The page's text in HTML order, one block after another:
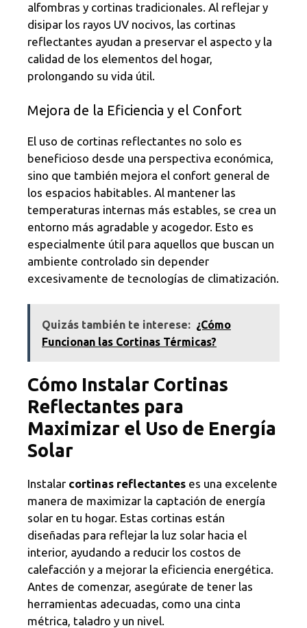
alfombras y cortinas tradicionales. Al reflejar y
disipar los rayos UV nocivos, las cortinas
reflectantes ayudan a preservar el aspecto y la
calidad de los elementos del hogar,
prolongando su vida útil.
Mejora de la Eficiencia y el Confort
El uso de cortinas reflectantes no solo es
beneficioso desde una perspectiva económica,
sino que también mejora el confort general de
los espacios habitables. Al mantener las
temperaturas internas más estables, se crea un
entorno más agradable y acogedor. Esto es
especialmente útil para aquellos que buscan un
ambiente controlado sin depender
excesivamente de tecnologías de climatización.
Quizás también te interese: ¿Cómo
Funcionan las Cortinas Térmicas?
Cómo Instalar Cortinas
Reflectantes para
Maximizar el Uso de Energía
Solar
Instalar cortinas reflectantes es una excelente
manera de maximizar la captación de energía
solar en tu hogar. Estas cortinas están
diseñadas para reflejar la luz solar hacia el
interior, ayudando a reducir los costos de
calefacción y a mejorar la eficiencia energética.
Antes de comenzar, asegúrate de tener las
herramientas adecuadas, como una cinta
métrica, taladro y un nivel.